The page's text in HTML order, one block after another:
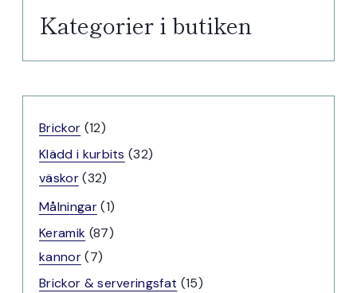
Kategorier i butiken
Brickor 1212
produkter
Klädd i kurbits 3232
väskor 3232
produkter
Målningar 11
produkt
Keramik 8787
kannor 77
produkter
Brickor & serveringsfat 1515